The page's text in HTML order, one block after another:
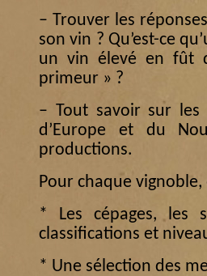
– Trouver les
son vin ? Qu’est-ce
un vin élevé en fût
primeur » ?
– Tout savoir sur les
d’Europe et du
productions.
Pour chaque
* Les cépages, les
classifications et
* Une sélection des